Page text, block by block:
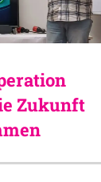
Zukunft